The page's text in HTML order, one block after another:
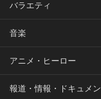
バラエティ
音楽
アニメ・ヒーロー
報道・情報・ドキュメ